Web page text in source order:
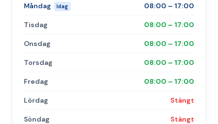
Måndag Idag 08:00 – 17:00
Tisdag 08:00 – 17:00
Onsdag 08:00 – 17:00
Torsdag 08:00 – 17:00
Fredag 08:00 – 17:00
Lördag Stängt
Söndag Stängt